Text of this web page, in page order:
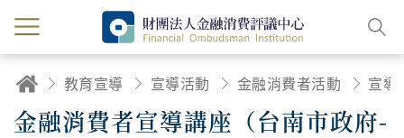
教育宣導 宣導活動 金融消費者活動 宣導
金融消費者宣導講座（台南市政府-